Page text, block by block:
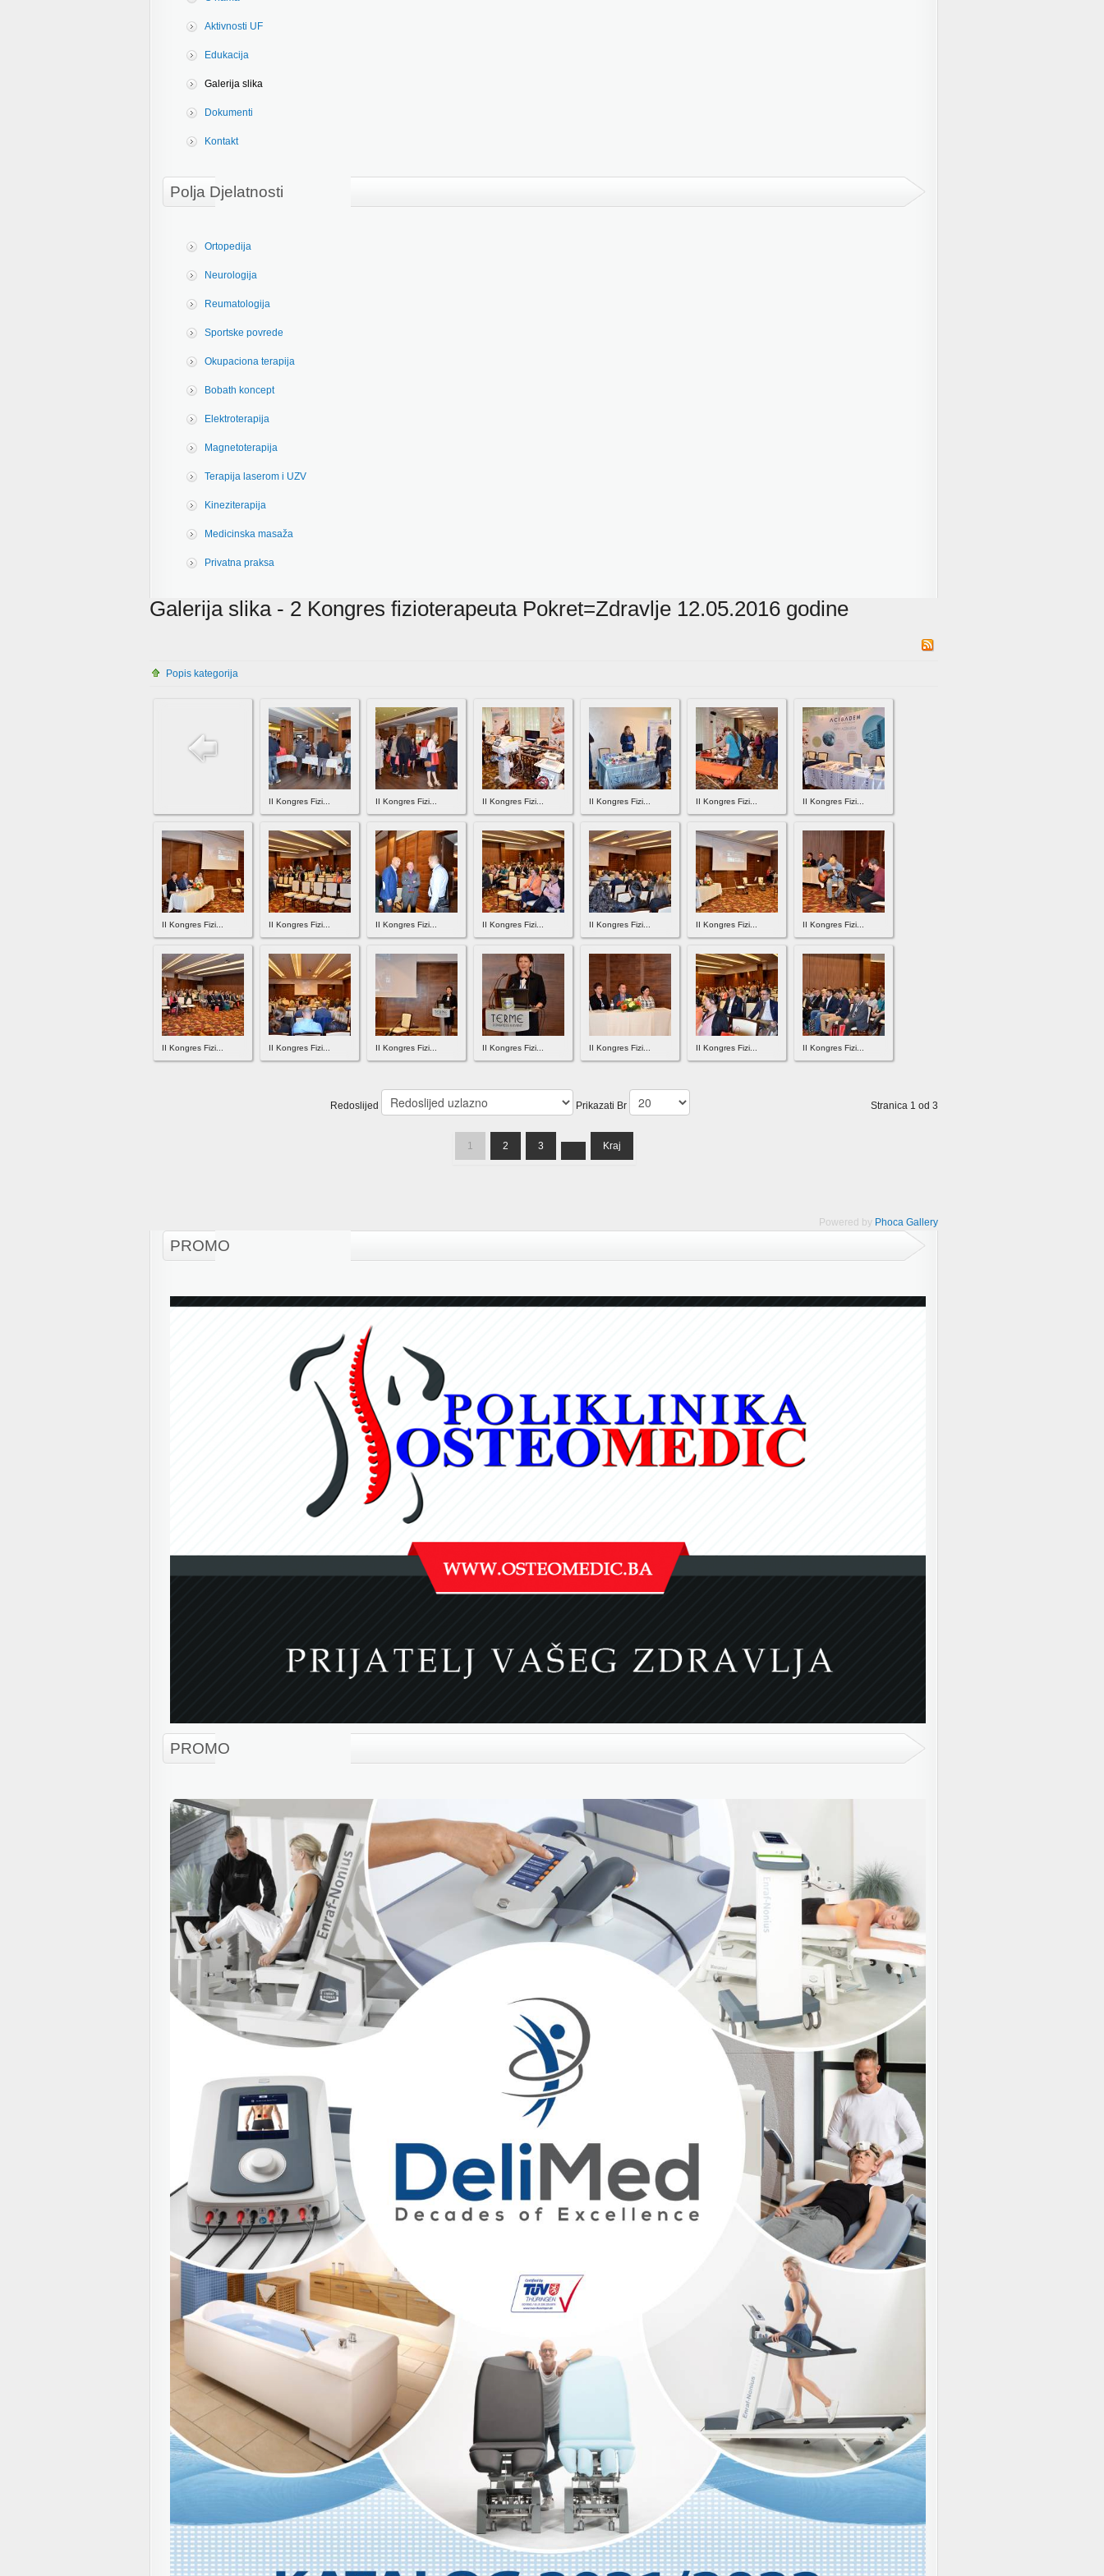
Aktivnosti UF
Edukacija
Galerija slika
Dokumenti
Kontakt
Polja Djelatnosti
Ortopedija
Neurologija
Reumatologija
Sportske povrede
Okupaciona terapija
Bobath koncept
Elektroterapija
Magnetoterapija
Terapija laserom i UZV
Kineziterapija
Medicinska masaža
Privatna praksa
Galerija slika - 2 Kongres fizioterapeuta Pokret=Zdravlje 12.05.2016 godine
Popis kategorija
II Kongres Fizi... II Kongres Fizi... II Kongres Fizi... II Kongres Fizi... II Kongres Fizi... II Kongres Fizi...
II Kongres Fizi... II Kongres Fizi... II Kongres Fizi... II Kongres Fizi... II Kongres Fizi... II Kongres Fizi... II Kongres Fizi...
II Kongres Fizi... II Kongres Fizi... II Kongres Fizi... II Kongres Fizi... II Kongres Fizi... II Kongres Fizi... II Kongres Fizi...
Redoslijed Prikazati Br Stranica 1 od 3
1 2 3 Kraj
Powered by Phoca Gallery
PROMO
PROMO